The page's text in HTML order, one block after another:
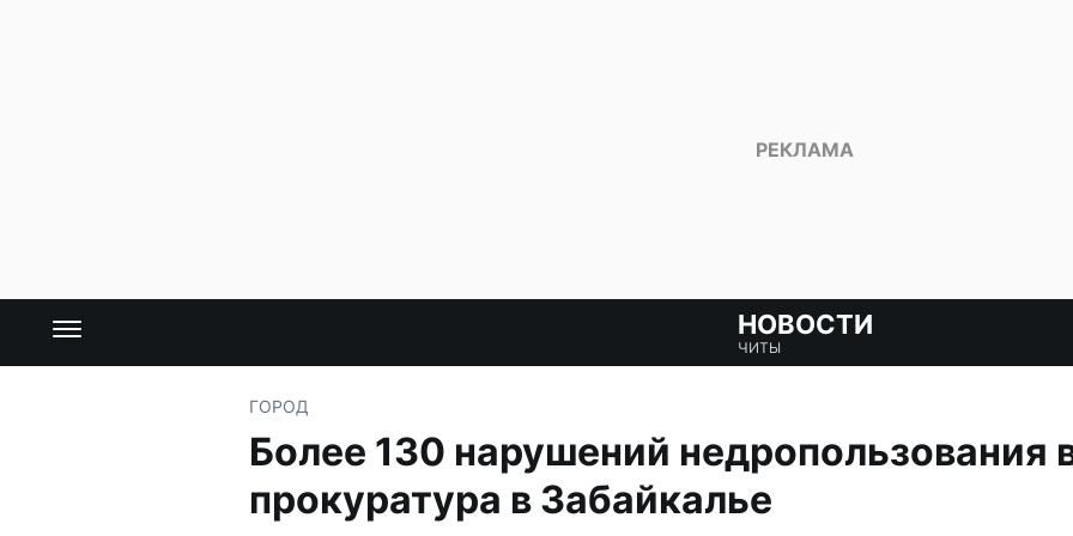
НОВОСТИ
ЧИТЫ
ГОРОД
Более 130 нарушений недропользования
прокуратура в Забайкалье